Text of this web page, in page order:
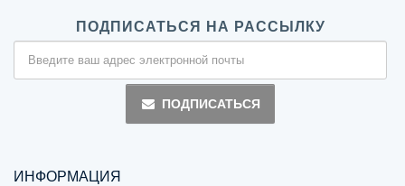
ПОДПИСАТЬСЯ НА РАССЫЛКУ
ПОДПИСАТЬСЯ
ИНФОРМАЦИЯ